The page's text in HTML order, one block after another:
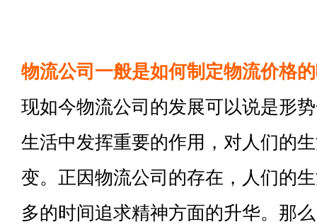
物流公司一般是如何制定物流价格
现如今物流公司的发展可以说是形
生活中发挥重要的作用，对人们的
变。正因物流公司的存在，人们的
多的时间追求精神方面的升华。那